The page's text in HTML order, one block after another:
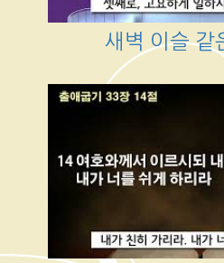
새벽 이슬 같